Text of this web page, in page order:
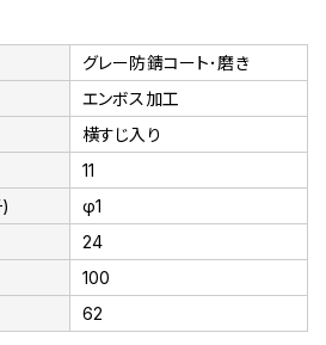
グレー防錆コート･磨き
エンボス加工
横すじ入り
11
φ1
24
100
62